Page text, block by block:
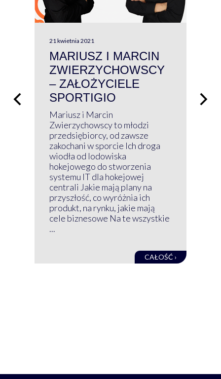
21 kwietnia 2021
MARIUSZ I MARCIN
ZWIERZYCHOWSCY
– ZAŁOŻYCIELE
SPORTIGIO
Mariusz i Marcin
Zwierzychowscy to młodzi
przedsiębiorcy, od zawsze
zakochani w sporcie Ich droga
wiodła od lodowiska
hokejowego do stworzenia
systemu IT dla hokejowej
centrali Jakie mają plany na
przyszłość, co wyróżnia ich
produkt, na rynku, jakie mają
cele biznesowe Na te wszystkie
...
CAŁOŚĆ ›